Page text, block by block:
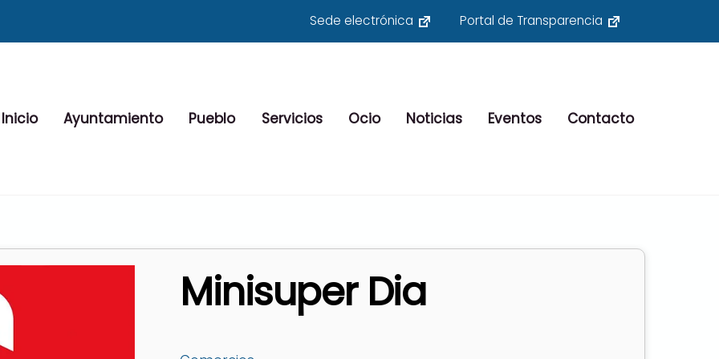
Sede electrónica Portal de Transparencia
Inicio Ayuntamiento Pueblo Servicios Ocio Noticias Eventos Contacto
Minisuper Dia